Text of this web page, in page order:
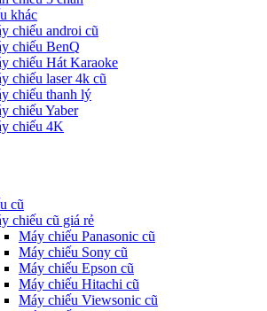
khác
chiếu androi cũ
chiếu BenQ
chiếu Hát Karaoke
chiếu laser 4k cũ
chiếu thanh lý
chiếu Yaber
chiếu 4K
cũ
chiếu cũ giá rẻ
Máy chiếu Panasonic cũ
Máy chiếu Sony cũ
Máy chiếu Epson cũ
Máy chiếu Hitachi cũ
Máy chiếu Viewsonic cũ